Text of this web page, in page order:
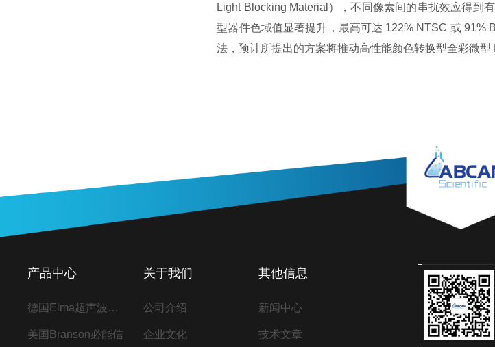
Light Blocking Material ），不同像素间的串扰效应得到
型器件色域值显著提升，最高可达 122% NTSC 或 91%
法，预计所提出的方案将推动高性能颜色转换型全彩微型
产品中心
德国Elma超声波清洗机
美国Branson必能信
关于我们
公司介绍
企业文化
其他信息
新闻中心
技术文章